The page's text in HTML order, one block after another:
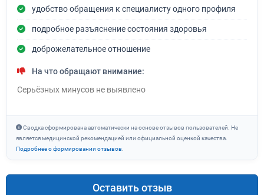
удобство обращения к специалисту одного профиля
подробное разъяснение состояния здоровья
доброжелательное отношение
На что обращают внимание:
Серьёзных минусов не выявлено
Сводка сформирована автоматически на основе отзывов пользователей. Не
является медицинской рекомендацией или официальной оценкой качества.
Подробнее о формировании отзывов
Оставить отзыв